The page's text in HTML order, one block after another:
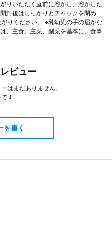
りいただく直前に溶かし、溶かした
封後はしっかりとチャックを閉め
りください。 ●乳幼児の手の届かな
、主食、主菜、副菜を基本に、食事
ビュー
はまだありません。
す。
を書く